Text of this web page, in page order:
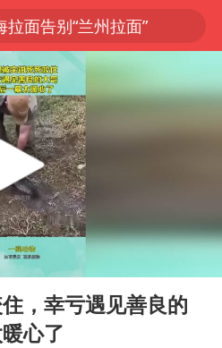
拉面告别“兰州拉面”
国足三战全胜
青海海西州茫崖市发生3.1级地震
编制完成新版全月地质图
白海豚登陆地点更新
巡查组提问 工作人员偷用手机查答案
所辅警收受10万获刑1年
要求领导干部带头休假
白海豚进入48小时警戒线
，幸亏遇见善良的
心了